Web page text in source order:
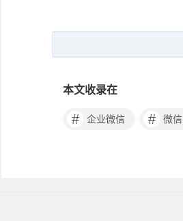
本文收录在
# 企业微信 # 微信